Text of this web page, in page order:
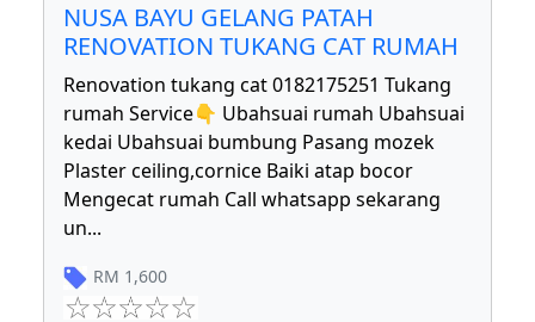
NUSA BAYU GELANG PATAH
RENOVATION TUKANG CAT RUMAH
Renovation tukang cat 0182175251 Tukang
rumah Service👇 Ubahsuai rumah Ubahsuai
kedai Ubahsuai bumbung Pasang mozek
Plaster ceiling,cornice Baiki atap bocor
Mengecat rumah Call whatsapp sekarang
un...
RM 1,600